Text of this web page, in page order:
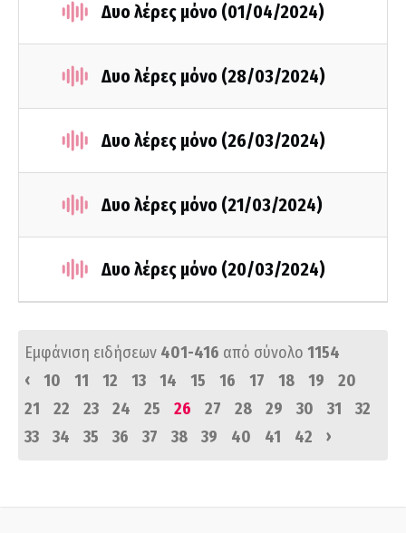
Δυο λέρες μόνο (01/04/2024)
Δυο λέρες μόνο (28/03/2024)
Δυο λέρες μόνο (26/03/2024)
Δυο λέρες μόνο (21/03/2024)
Δυο λέρες μόνο (20/03/2024)
Εμφάνιση ειδήσεων 401-416 από σύνολο 1154
‹
10 11 12 13 14 15 16 17 18 19
20
21
22 23 24 25 26 27 28 29 30 31
32
33
34 35 36 37 38 39 40 41 42 ›